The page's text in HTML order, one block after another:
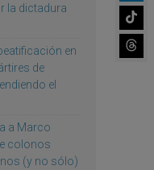
la dictadura
en
de
el
a Marco
colonos
(y no sólo)